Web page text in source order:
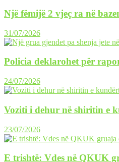
Një fëmijë 2 vjeç ra në
31/07/2026
Policia deklarohet për
24/07/2026
Voziti i dehur në shiritin e
23/07/2026
E trishtë: Vdes në QKUK